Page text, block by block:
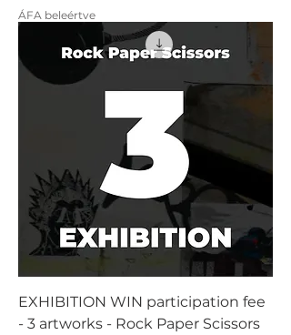
ÁFA beleértve
EXHIBITION WIN participation fee
- 3 artworks - Rock Paper Scissors